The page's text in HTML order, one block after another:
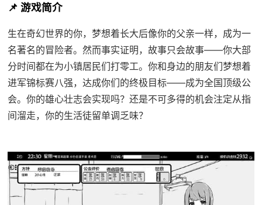
📌 游戏简介
生在奇幻世界的你，梦想着长大后像你的父亲一样，成为一
名著名的冒险者。然而事实证明，故事只会故事——你大部
分时间都在为小镇居民们打零工。你和身边的朋友们梦想着
进军锦标赛八强，达成你们的终极目标——成为全国顶级公
会。你的雄心壮志会实现吗？还是不可多得的机会注定从指
间溜走，你的生活徒留单调乏味？